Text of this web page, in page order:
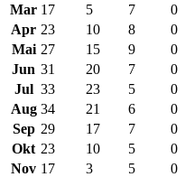
Mar 17 5 7
0
Apr 23 10 8
0
Mai 27 15 9
0
Jun 31 20 7
0
Jul 33 23 5
0
Aug 34 21 6
0
Sep 29 17 7
0
Okt 23 10 5
0
Nov 17 3 5
0